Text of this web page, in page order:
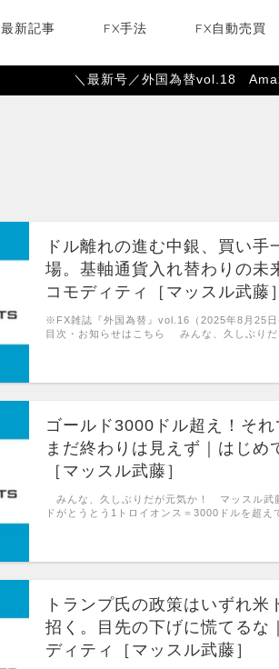
最新記事 FX手法 FX自動売買
＼最新号／外国為替vol.18
ドル離れの進む中銀、買い手
場。基軸通貨入れ替わりの未
コモディティ［マッスル武藤］
※FX雑誌『外国為替』vol.16（2025年8月25
目次・お知らせはこちら みんな、久しぶり
ゴールド3000ドル超え！そ
まだ終わりは見えず｜はじめ
［マッスル武藤］
みんな、久しぶりだが元気か！ マッスル
ドがとうとう1トロイオンス＝3000ドルを超え
トランプ氏の政策はいずれ米
招く。目先の下げに慌てるな
ディティ［マッスル武藤］